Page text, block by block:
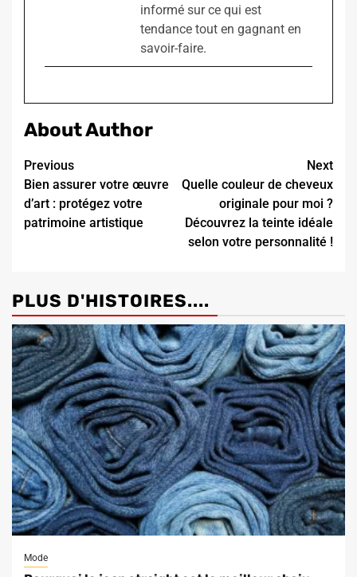
informé sur ce qui est
tendance tout en gagnant en
savoir-faire.
About Author
Continue
Reading
Previous
Bien assurer votre œuvre
d’art : protégez votre
patrimoine artistique
Next
Quelle couleur de cheveux
originale pour moi ?
Découvrez la teinte idéale
selon votre personnalité !
PLUS D'HISTOIRES....
Mode